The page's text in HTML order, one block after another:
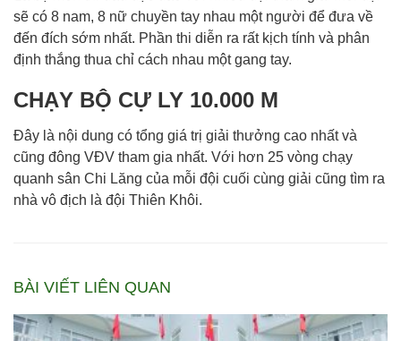
sẽ có 8 nam, 8 nữ chuyền tay nhau một người để đưa về
đến đích sớm nhất. Phần thi diễn ra rất kịch tính và phân
định thắng thua chỉ cách nhau một gang tay.
CHẠY BỘ CỰ LY 10.000 M
Đây là nội dung có tổng giá trị giải thưởng cao nhất và
cũng đông VĐV tham gia nhất. Với hơn 25 vòng chạy
quanh sân Chi Lăng của mỗi đội cuối cùng giải cũng tìm ra
nhà vô địch là đội Thiên Khôi.
BÀI VIẾT LIÊN QUAN